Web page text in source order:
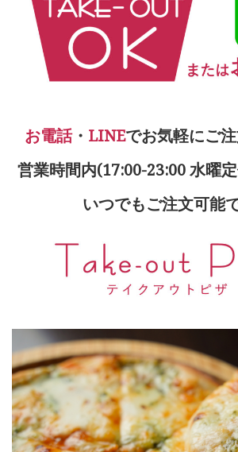
お電話・ LINEでお気軽にご
営業時間内(17:00-23:00 水曜
いつでもご注文可能